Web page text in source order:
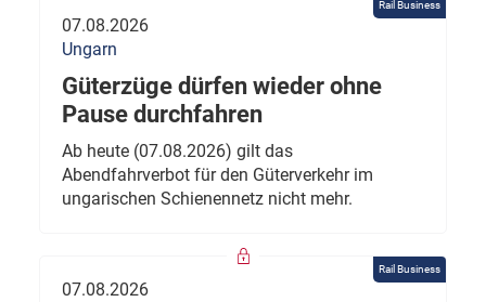
Rail Business
07.08.2026
Ungarn
Güterzüge dürfen wieder ohne
Pause durchfahren
Ab heute (07.08.2026) gilt das
Abendfahrverbot für den Güterverkehr im
ungarischen Schienennetz nicht mehr.
Rail Business
07.08.2026